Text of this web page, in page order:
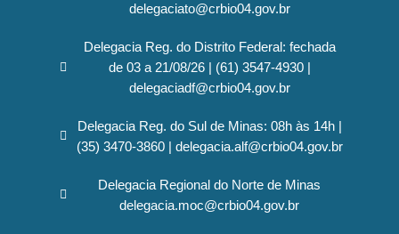
delegaciato@crbio04.gov.br
Delegacia Reg. do Distrito Federal: fechada
de 03 a 21/08/26 | (61) 3547-4930 |
delegaciadf@crbio04.gov.br
Delegacia Reg. do Sul de Minas: 08h às 14h |
(35) 3470-3860 | delegacia.alf@crbio04.gov.br
Delegacia Regional do Norte de Minas
delegacia.moc@crbio04.gov.br